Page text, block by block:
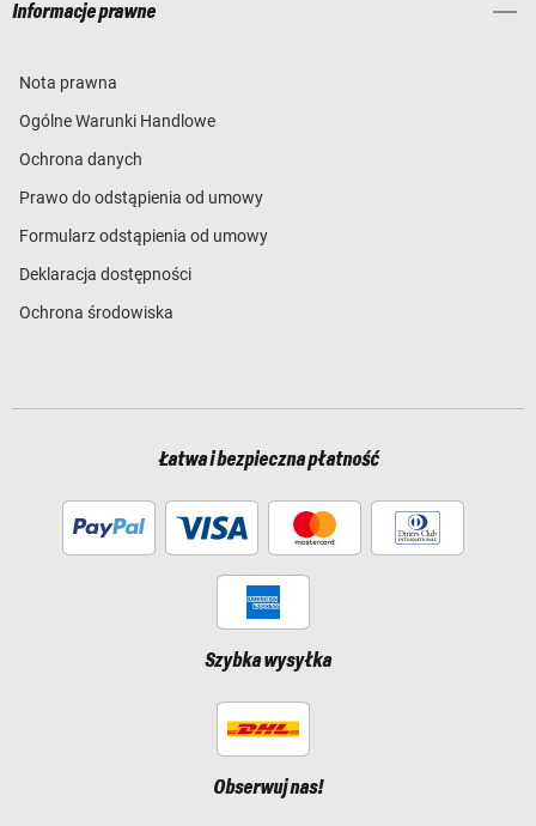
Informacje prawne
Nota prawna
Ogólne Warunki Handlowe
Ochrona danych
Prawo do odstąpienia od umowy
Formularz odstąpienia od umowy
Deklaracja dostępności
Ochrona środowiska
Łatwa i bezpieczna płatność
Szybka wysyłka
Obserwuj nas!